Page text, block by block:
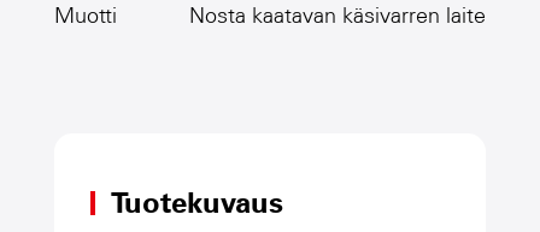
Muotti Nosta kaatavan käsivarren laite
Tuotekuvaus